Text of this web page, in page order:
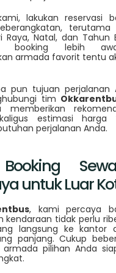
lakukan reservasi
Raya, Natal, dan Tahun
booking lebih
armada favorit tentu
pun tujuan perjalanan
tim
memberikan
estimasi harga
perjalanan Anda.
untuk Luar
, kami percaya
kendaraan tidak perlu
langsung ke kantor
panjang. Cukup
armada pilihan Anda